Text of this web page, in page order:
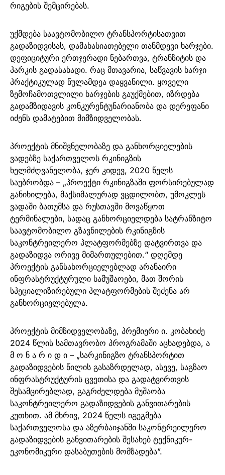
რიგების შემცირებას.
უქმდება საავტომობილო ტრანსპორტისათვით
გადაზიდვისას, დამახასიათებელი თანმდევი ხარჯები.
დეფიციტური ერთჯერადი ნებართვა, ტრანზიტის და
პარკის გადასახადი. რაც მთავარია, საწვავის ხარჯი
პრაქტიკულად ნულამდეა დაყვანილი. ყოველი
ზემოჩამოთვლილი ხარჯების გაუქმებით, იზრდება
გადამზიდავის კონკურენტუნარიანობა და დერეფანი
იძენს დამატებით მიმზიდველობას.
პროექტის მნიშვნელობაზე და განხორციელების
ვადებზე საქართველოს რკინიგზის
ხელმძღვანელობა, ჯერ კიდევ, 2020 წელს
საუბრობდა – „პროექტი რკინიგზაში ფორსირებულად
განიხილება, მაქსიმალურად ვცდილობთ, უმოკლეს
ვადაში ბათუმსა და რუსთავში მოვაწყოთ
ტერმინალები, სადაც განხორციელდება სატრანზიტო
საავტომობილო გზავნილების რკინიგზის
საკონტრეილერო პლატფორმებზე დატვირთვა და
გადაზიდვა ორივე მიმართულებით.“ დღემდე
პროექტის განსახორციელებლად არანაირი
ინფრასტრუქტურული სამუშაოები, მათ შორის
სპეციალიზირებული პლატფორმების შეძენა არ
განხორციელებულა.
პროექტის მიმზიდველობაზე, პრემიერი ი. კობახიძე
2024 წლის სამთავრობო პროგრამაში აცხადებდა, ა
მ ო ნ ა რ ი დ ი – „სარკინიგზო ტრანსპორტით
გადაზიდვების წილის გასაზრდელად, ასევე, საგზაო
ინფრასტრუქტურის ცვეთისა და გადატვირთვის
შესამცირებლად, გაგრძელდება მუშაობა
საკონტრეილერო გადაზიდვების განვითარების
კუთხით. ამ მხრივ, 2024 წელს იგეგმება
საქართველოსა და აზერბაიჯანში საკონტრეილერო
გადაზიდვების განვითარების შესახებ ტექნიკურ-
ეკონომიკური დასაბუთების მომზადება”.